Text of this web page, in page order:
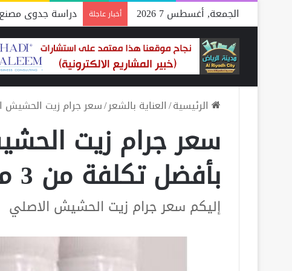
الجمعة, أغسطس 7 2026 أخبار عاجلة دراسة جدوى مصنع
الرئيسية/العناية بالشعر/سعر جرام زيت الحشيش
سعر جرام زيت
بأفضل تكلفة من 3 متاجر
إليكم سعر جرام زيت الحشيش الاصلي